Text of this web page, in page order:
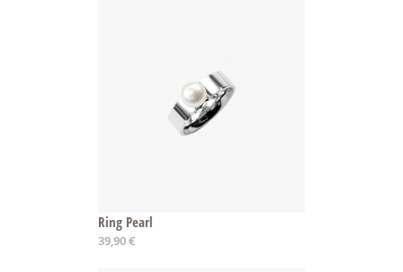
Ring Pearl
Ab
39,90 €